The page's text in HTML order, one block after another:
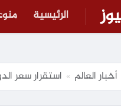
الرئيسية
أخبار العالم » استقرار سعر الدولار اليوم في مصر